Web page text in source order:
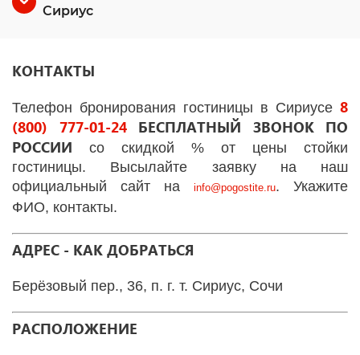
Сириус
КОНТАКТЫ
Телефон бронирования гостиницы в Сириусе 8
(800) 777-01-24БЕСПЛАТНЫЙ ЗВОНОК ПО
РОССИИ
со скидкой % от цены стойки
гостиницы. Высылайте заявку на наш
официальный сайт на
info@pogostite.ru. Укажите
ФИО, контакты.
АДРЕС - КАК ДОБРАТЬСЯ
Берёзовый пер., 36, п. г. т. Сириус, Сочи
РАСПОЛОЖЕНИЕ